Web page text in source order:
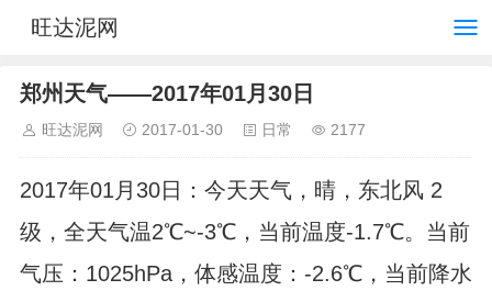
旺达泥网
郑州天气——2017年01月30日
旺达泥网 2017-01-30 日常 2177
2017年01月30日：今天天气，晴，东北风 2
级，全天气温2℃~-3℃，当前温度-1.7℃。当前
气压：1025hPa，体感温度：-2.6℃，当前降水